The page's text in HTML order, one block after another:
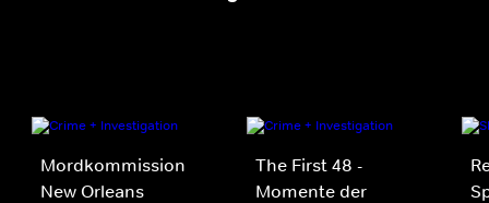
Mordkommission
New Orleans
The First 48 -
Momente der